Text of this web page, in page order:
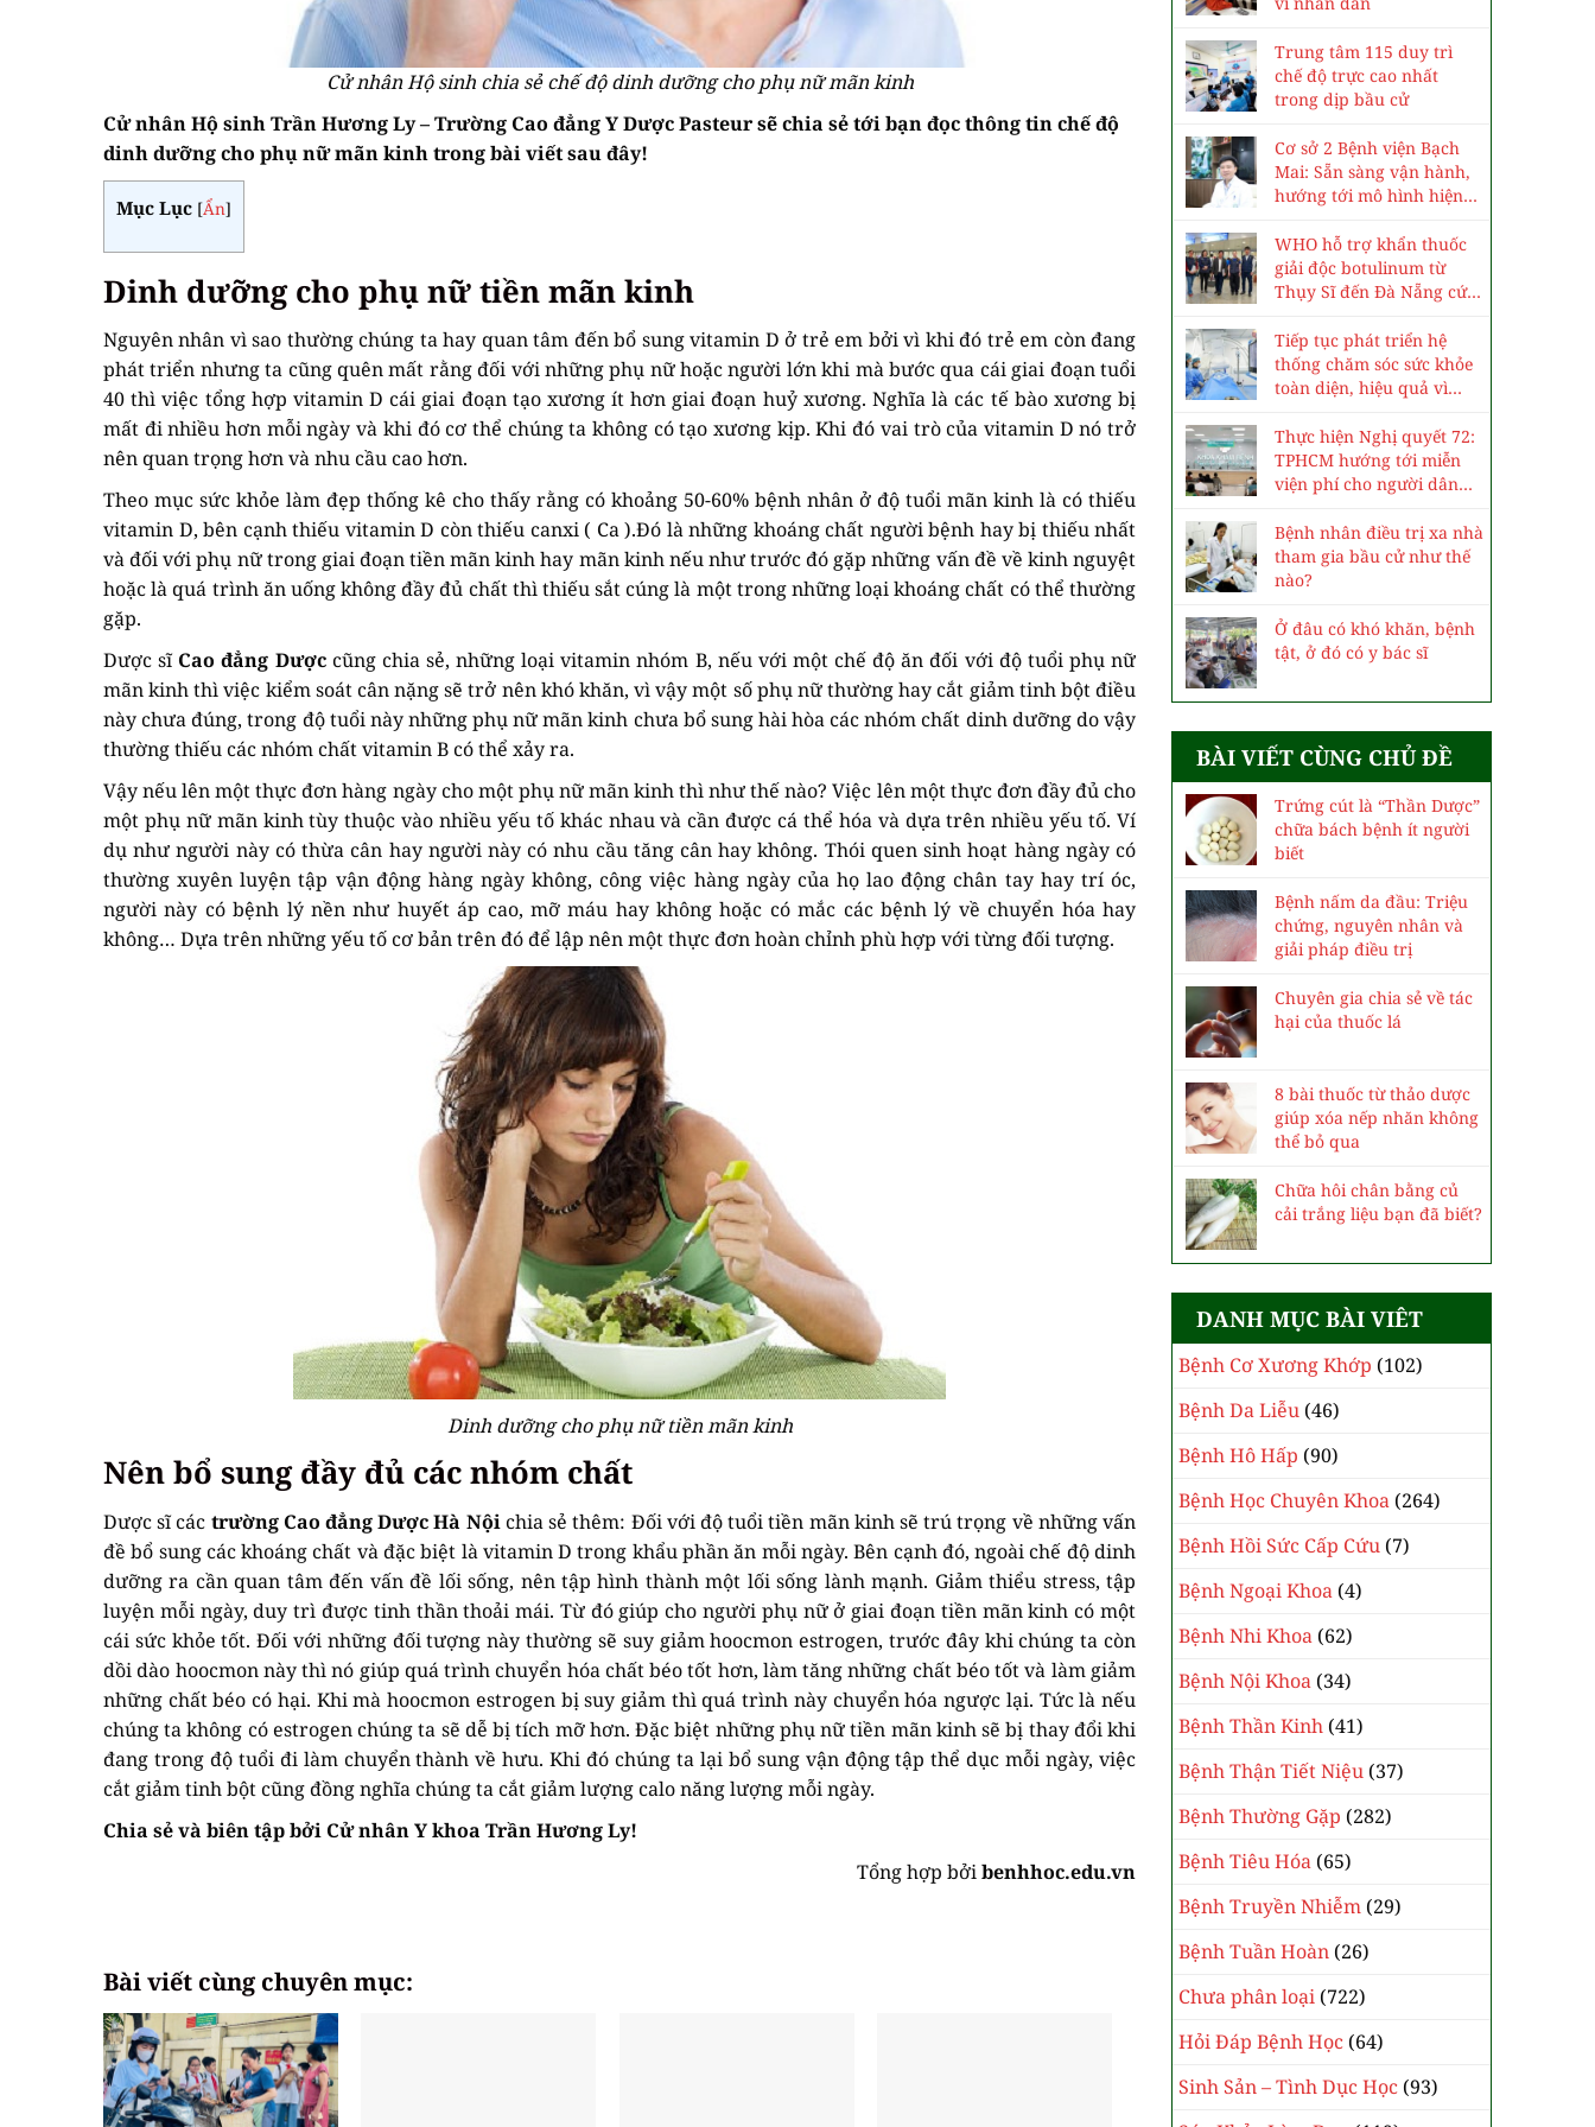
Cử nhân Hộ sinh chia sẻ chế độ dinh dưỡng cho phụ nữ mãn kinh
Cử nhân Hộ sinh Trần Hương Ly – Trường Cao đẳng Y Dược Pasteur sẽ chia sẻ tới bạn đọc thông tin chế độ
dinh dưỡng cho phụ nữ mãn kinh trong bài viết sau đây!
Mục Lục [Ẩn]
Dinh dưỡng cho phụ nữ tiền mãn kinh
Nguyên nhân vì sao thường chúng ta hay quan tâm đến bổ sung vitamin D ở trẻ em bởi vì khi đó trẻ em còn đang
phát triển nhưng ta cũng quên mất rằng đối với những phụ nữ hoặc người lớn khi mà bước qua cái giai đoạn tuổi
40 thì việc tổng hợp vitamin D cái giai đoạn tạo xương ít hơn giai đoạn huỷ xương. Nghĩa là các tế bào xương bị
mất đi nhiều hơn mỗi ngày và khi đó cơ thể chúng ta không có tạo xương kịp. Khi đó vai trò của vitamin D nó trở
nên quan trọng hơn và nhu cầu cao hơn.
Theo mục sức khỏe làm đẹp thống kê cho thấy rằng có khoảng 50-60% bệnh nhân ở độ tuổi mãn kinh là có thiếu
vitamin D, bên cạnh thiếu vitamin D còn thiếu canxi ( Ca ).Đó là những khoáng chất người bệnh hay bị thiếu nhất
và đối với phụ nữ trong giai đoạn tiền mãn kinh hay mãn kinh nếu như trước đó gặp những vấn đề về kinh nguyệt
hoặc là quá trình ăn uống không đầy đủ chất thì thiếu sắt cúng là một trong những loại khoáng chất có thể thường
gặp.
Dược sĩ Cao đẳng Dượccũng chia sẻ, những loại vitamin nhóm B, nếu với một chế độ ăn đối với độ tuổi phụ nữ
mãn kinh thì việc kiểm soát cân nặng sẽ trở nên khó khăn, vì vậy một số phụ nữ thường hay cắt giảm tinh bột điều
này chưa đúng, trong độ tuổi này những phụ nữ mãn kinh chưa bổ sung hài hòa các nhóm chất dinh dưỡng do vậy
thường thiếu các nhóm chất vitamin B có thể xảy ra.
Vậy nếu lên một thực đơn hàng ngày cho một phụ nữ mãn kinh thì như thế nào? Việc lên một thực đơn đầy đủ cho
một phụ nữ mãn kinh tùy thuộc vào nhiều yếu tố khác nhau và cần được cá thể hóa và dựa trên nhiều yếu tố. Ví
dụ như người này có thừa cân hay người này có nhu cầu tăng cân hay không. Thói quen sinh hoạt hàng ngày có
thường xuyên luyện tập vận động hàng ngày không, công việc hàng ngày của họ lao động chân tay hay trí óc,
người này có bệnh lý nền như huyết áp cao, mỡ máu hay không hoặc có mắc các bệnh lý về chuyển hóa hay
không… Dựa trên những yếu tố cơ bản trên đó để lập nên một thực đơn hoàn chỉnh phù hợp với từng đối tượng.
Dinh dưỡng cho phụ nữ tiền mãn kinh
Nên bổ sung đầy đủ các nhóm chất
Dược sĩ các trường Cao đẳng Dược Hà Nộichia sẻ thêm: Đối với độ tuổi tiền mãn kinh sẽ trú trọng về những vấn
đề bổ sung các khoáng chất và đặc biệt là vitamin D trong khẩu phần ăn mỗi ngày. Bên cạnh đó, ngoài chế độ dinh
dưỡng ra cần quan tâm đến vấn đề lối sống, nên tập hình thành một lối sống lành mạnh. Giảm thiểu stress, tập
luyện mỗi ngày, duy trì được tinh thần thoải mái. Từ đó giúp cho người phụ nữ ở giai đoạn tiền mãn kinh có một
cái sức khỏe tốt. Đối với những đối tượng này thường sẽ suy giảm hoocmon estrogen, trước đây khi chúng ta còn
dồi dào hoocmon này thì nó giúp quá trình chuyển hóa chất béo tốt hơn, làm tăng những chất béo tốt và làm giảm
những chất béo có hại. Khi mà hoocmon estrogen bị suy giảm thì quá trình này chuyển hóa ngược lại. Tức là nếu
chúng ta không có estrogen chúng ta sẽ dễ bị tích mỡ hơn. Đặc biệt những phụ nữ tiền mãn kinh sẽ bị thay đổi khi
đang trong độ tuổi đi làm chuyển thành về hưu. Khi đó chúng ta lại bổ sung vận động tập thể dục mỗi ngày, việc
cắt giảm tinh bột cũng đồng nghĩa chúng ta cắt giảm lượng calo năng lượng mỗi ngày.
Chia sẻ và biên tập bởi Cử nhân Y khoa Trần Hương Ly!
Tổng hợp bởibenhhoc.edu.vn
Bài viết cùng chuyên mục:
Trung tâm 115 duy trì
chế độ trực cao nhất
trong dịp bầu cử
Cơ sở 2 Bệnh viện Bạch
Mai: Sẵn sàng vận hành,
hướng tới mô hình hiện
WHO hỗ trợ khẩn thuốc
giải độc botulinum từ
Thụy Sĩ đến Đà Nẵng cứu
Tiếp tục phát triển hệ
thống chăm sóc sức khỏe
toàn diện, hiệu quả vì
Thực hiện Nghị quyết 72:
TPHCM hướng tới miễn
viện phí cho người dân
Bệnh nhân điều trị xa nhà
tham gia bầu cử như thế
nào?
Ở đâu có khó khăn, bệnh
tật, ở đó có y bác sĩ
BÀI VIẾT CÙNG CHỦ ĐỀ
Trứng cút là “Thần Dược”
chữa bách bệnh ít người
biết
Bệnh nấm da đầu: Triệu
chứng, nguyên nhân và
giải pháp điều trị
Chuyên gia chia sẻ về tác
hại của thuốc lá
8 bài thuốc từ thảo dược
giúp xóa nếp nhăn không
thể bỏ qua
Chữa hôi chân bằng củ
cải trắng liệu bạn đã biết?
DANH MỤC BÀI VIÊT
Bệnh Cơ Xương Khớp (102)
Bệnh Da Liễu (46)
Bệnh Hô Hấp (90)
Bệnh Học Chuyên Khoa (264)
Bệnh Hồi Sức Cấp Cứu (7)
Bệnh Ngoại Khoa (4)
Bệnh Nhi Khoa (62)
Bệnh Nội Khoa (34)
Bệnh Thần Kinh (41)
Bệnh Thận Tiết Niệu (37)
Bệnh Thường Gặp (282)
Bệnh Tiêu Hóa (65)
Bệnh Truyền Nhiễm (29)
Bệnh Tuần Hoàn (26)
Chưa phân loại (722)
Hỏi Đáp Bệnh Học (64)
Sinh Sản – Tình Dục Học (93)